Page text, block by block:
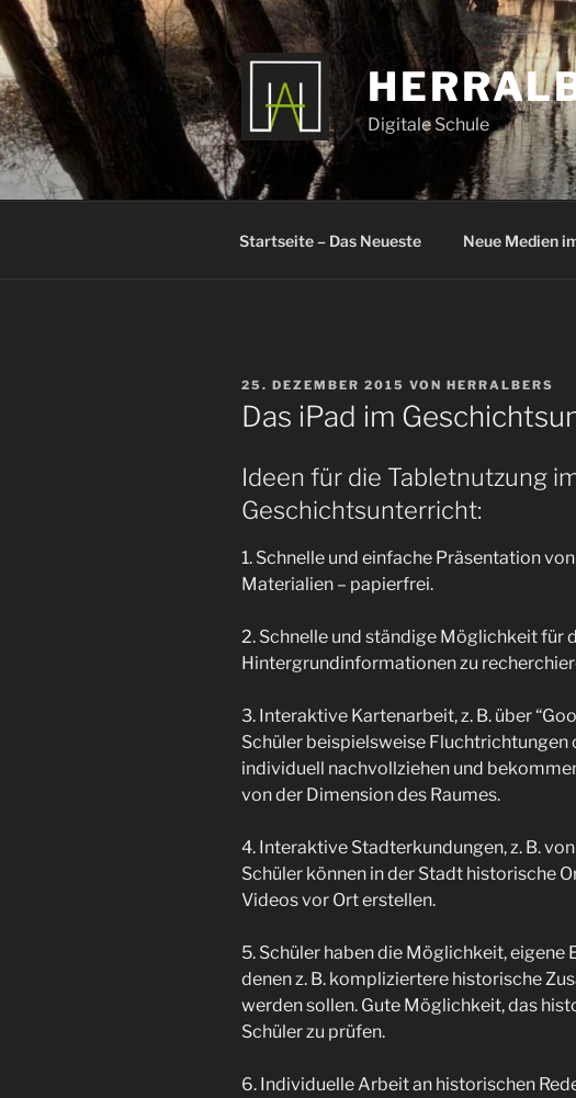
Zum
Inhalt
springen
Digitale Schule
Startseite – Das Neueste Neue Medien
VERÖFFENTLICHT
AM
25. DEZEMBER 2015 VON HERRALBERS
Das iPad im
Ideen für die Tabletnutzung
Geschichtsunterricht:
1. Schnelle und einfache Präsentation
Materialien – papierfrei.
2. Schnelle und ständige Möglichkeit für
Hintergrundinformationen zu
3. Interaktive Kartenarbeit, z. B. über
Schüler beispielsweise
individuell nachvollziehen und
von der Dimension des Raumes.
4. Interaktive Stadterkundungen, z. B.
Schüler können in der Stadt historische
Videos vor Ort erstellen.
5. Schüler haben die Möglichkeit, eigene
denen z. B. kompliziertere historische
werden sollen. Gute Möglichkeit, das
Schüler zu prüfen.
6. Individuelle Arbeit an historischen